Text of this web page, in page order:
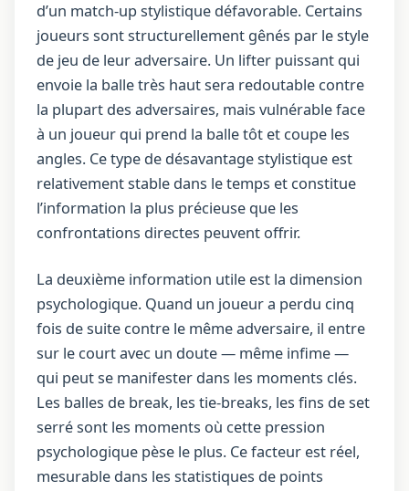
d’un match-up stylistique défavorable. Certains
joueurs sont structurellement gênés par le style
de jeu de leur adversaire. Un lifter puissant qui
envoie la balle très haut sera redoutable contre
la plupart des adversaires, mais vulnérable face
à un joueur qui prend la balle tôt et coupe les
angles. Ce type de désavantage stylistique est
relativement stable dans le temps et constitue
l’information la plus précieuse que les
confrontations directes peuvent offrir.
La deuxième information utile est la dimension
psychologique. Quand un joueur a perdu cinq
fois de suite contre le même adversaire, il entre
sur le court avec un doute — même infime —
qui peut se manifester dans les moments clés.
Les balles de break, les tie-breaks, les fins de set
serré sont les moments où cette pression
psychologique pèse le plus. Ce facteur est réel,
mesurable dans les statistiques de points